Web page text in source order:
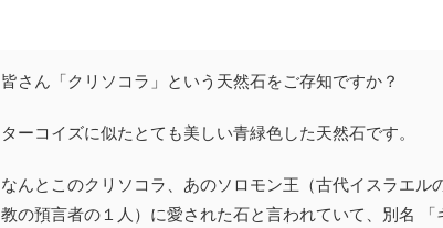
皆さん「クリソコラ」という天然石をご存知ですか？
ターコイズに似たとても美しい青緑色した天然石です。
なんとこのクリソコラ、あのソロモン王（古代イスラエル
教の預言者の１人）に愛された石と言われていて、別名